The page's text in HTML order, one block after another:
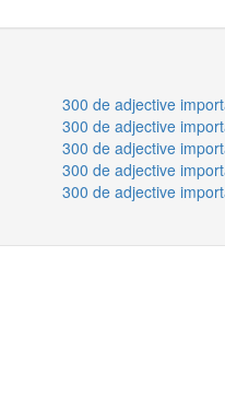
300 de adjective
300 de adjective
300 de adjective
300 de adjective
300 de adjective